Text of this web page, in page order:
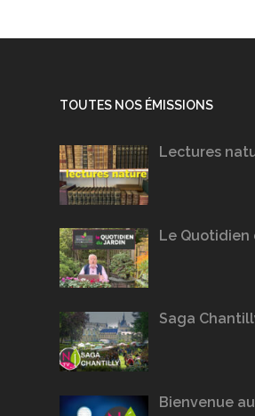
TOUTES NOS ÉMISSIONS
Lectures
Le Quotidien
Saga
Bienvenue